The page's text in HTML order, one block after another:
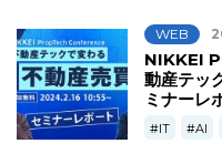
WEB
NIKKEI
動産テッ
ミナーレ
IT AI